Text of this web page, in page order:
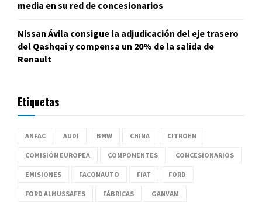
media en su red de concesionarios
Nissan Ávila consigue la adjudicación del eje trasero
del Qashqai y compensa un 20% de la salida de
Renault
Etiquetas
ANFAC AUDI BMW CHINA CITROËN
COMISIÓN EUROPEA COMPONENTES CONCESIONARIOS
EMISIONES FACONAUTO FIAT FORD
FORD ALMUSSAFES FÁBRICAS GANVAM